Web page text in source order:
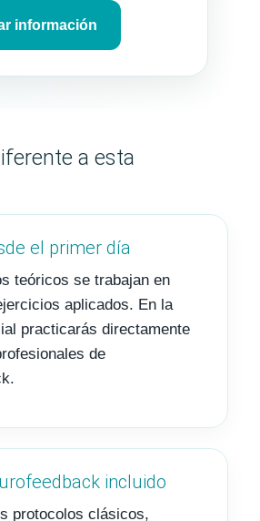
información
a esta
el primer día
teóricos se trabajan en
aplicados. En la
practicarás directamente
de
incluido
protocolos clásicos,